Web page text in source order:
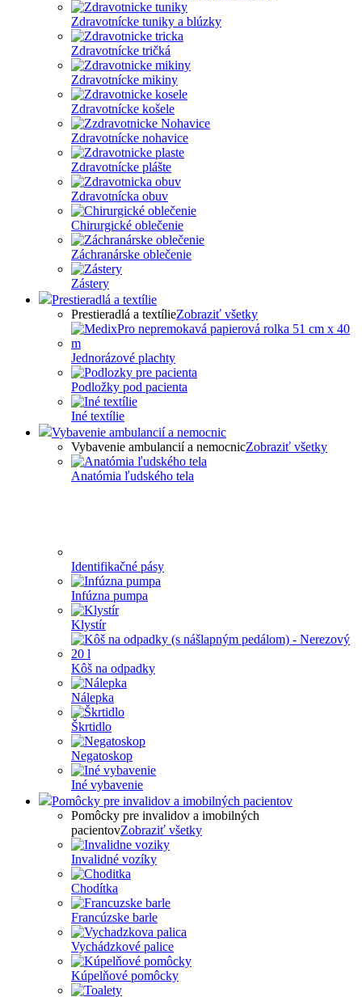
Zdravotnícke tuniky a blúzky
Zdravotnícke tričká
Zdravotnícke mikiny
Zdravotnícke košele
Zdravotnícke nohavice
Zdravotnícke plášte
Zdravotnícka obuv
Chirurgické oblečenie
Záchranárske oblečenie
Zástery
Prestieradlá a textílie
Prestieradlá a textílieZobraziť všetky
Jednorázové plachty
Podložky pod pacienta
Iné textílie
Vybavenie ambulancií a nemocnic
Vybavenie ambulancií a nemocnicZobraziť všetky
Anatómia ľudského tela
Identifikačné pásy
Infúzna pumpa
Klystír
Kôš na odpadky
Nálepka
Škrtidlo
Negatoskop
Iné vybavenie
Pomôcky pre invalidov a imobilných pacientov
Pomôcky pre invalidov a imobilných
pacientovZobraziť všetky
Invalidné vozíky
Chodítka
Francúzske barle
Vychádzkové palice
Kúpelňové pomôcky